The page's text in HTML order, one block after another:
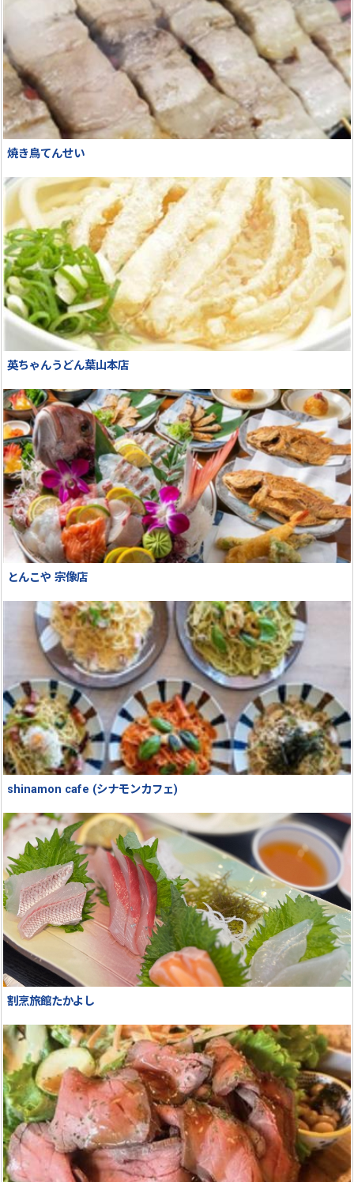
焼き鳥てんせい
英ちゃんうどん葉山本店
とんこや 宗像店
shinamon cafe (シナモンカフェ)
割烹旅館たかよし